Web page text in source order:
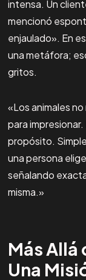
intensa. Un
mencionó
enjaulado». En
una metáfora;
gritos.
«Los animales
para
propósito.
una persona
señalando
misma.»
Más
Una